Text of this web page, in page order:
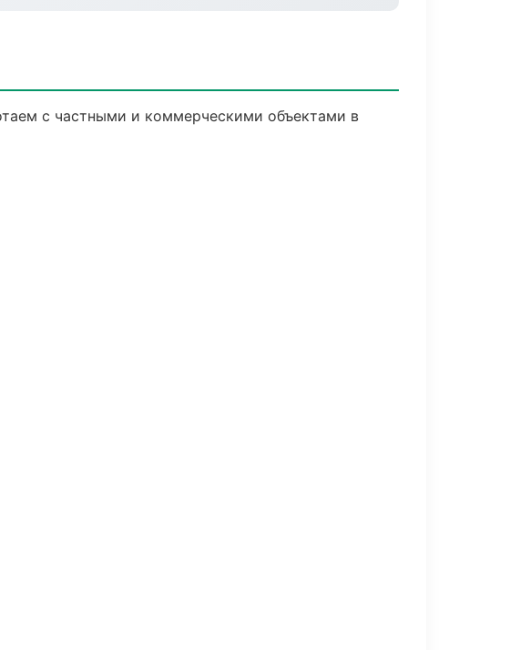
с частными и коммерческими объектами в